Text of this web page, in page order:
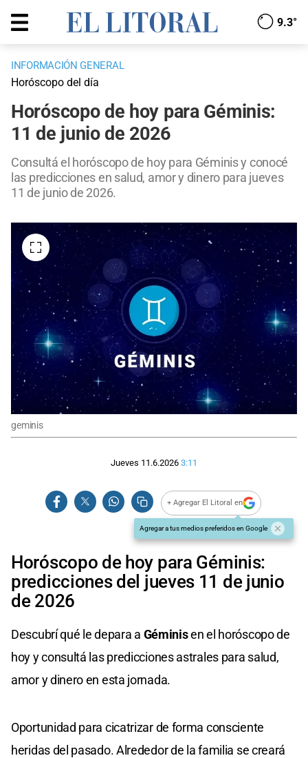
9.3°
INFORMACIÓN GENERAL
Horóscopo del día
Horóscopo de hoy para Géminis:
11 de junio de 2026
Consultá el horóscopo de hoy para Géminis y conocé
las predicciones en salud, amor y dinero para jueves
11 de junio de 2026.
geminis
Jueves 11.6.2026 3:11
+ Agregar El Litoral en
Agregar a tus medios preferidos en Google
Horóscopo de hoy para Géminis:
predicciones del jueves 11 de junio
de 2026
Descubrí qué le depara a Géminisen el horóscopo de
hoy y consultá las predicciones astrales para salud,
amor y dinero en esta jornada.
Oportunidad para cicatrizar de forma consciente
heridas del pasado. Alrededor de la familia se creará